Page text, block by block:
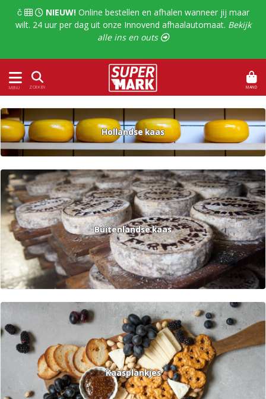
   NIEUW!Online bestellen en afhalen wanneer jij maar
wilt. 24 uur per dag uit onze Innovend afhaalautomaat. Bekijk
alle ins en outs 
MENU ZOEKEN MAND
Hollandse kaas
Buitenlandse kaas
Kaasplankjes